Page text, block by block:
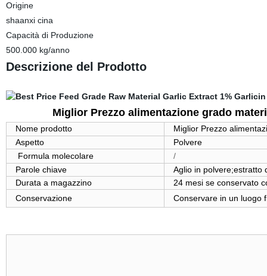
Origine
shaanxi cina
Capacità di Produzione
500.000 kg/anno
Descrizione del Prodotto
Miglior Prezzo alimentazione grado
Nome prodotto
Miglior Prezzo
Aspetto
Polvere
Formula molecolare
/
Parole chiave
Aglio in polvere;estratto
Durata a magazzino
24 mesi se conservato
Conservazione
Conservare in un luogo